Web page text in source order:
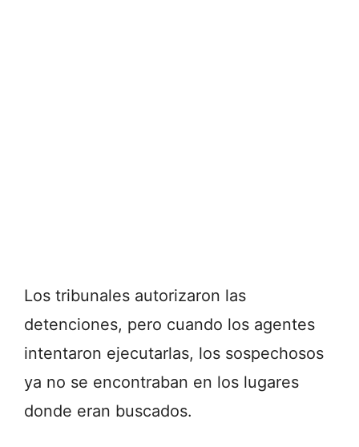
Los tribunales autorizaron las
detenciones, pero cuando los agentes
intentaron ejecutarlas, los sospechosos
ya no se encontraban en los lugares
donde eran buscados.